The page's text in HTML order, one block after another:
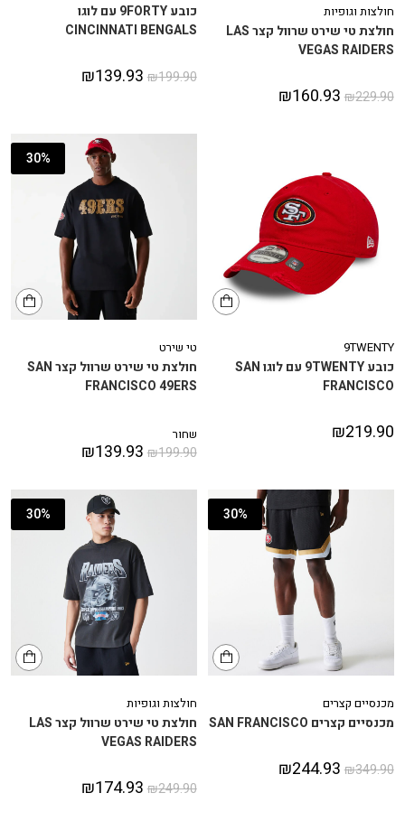
חולצות וגופיות
חולצת טי שירט שרוול קצר LAS
VEGAS RAIDERS
₪229.90
₪160.93
כובע 9FORTY עם לוגו
CINCINNATI BENGALS
₪199.90
₪139.93
9TWENTY
כובע 9TWENTY עם לוגו SAN
FRANCISCO
₪219.90
30%
טי שירט
חולצת טי שירט שרוול קצר SAN
FRANCISCO 49ERS
שחור
₪199.90
₪139.93
30%
מכנסיים קצרים
מכנסיים קצרים SAN FRANCISCO
₪349.90
₪244.93
30%
חולצות וגופיות
חולצת טי שירט שרוול קצר LAS
VEGAS RAIDERS
₪249.90
₪174.93